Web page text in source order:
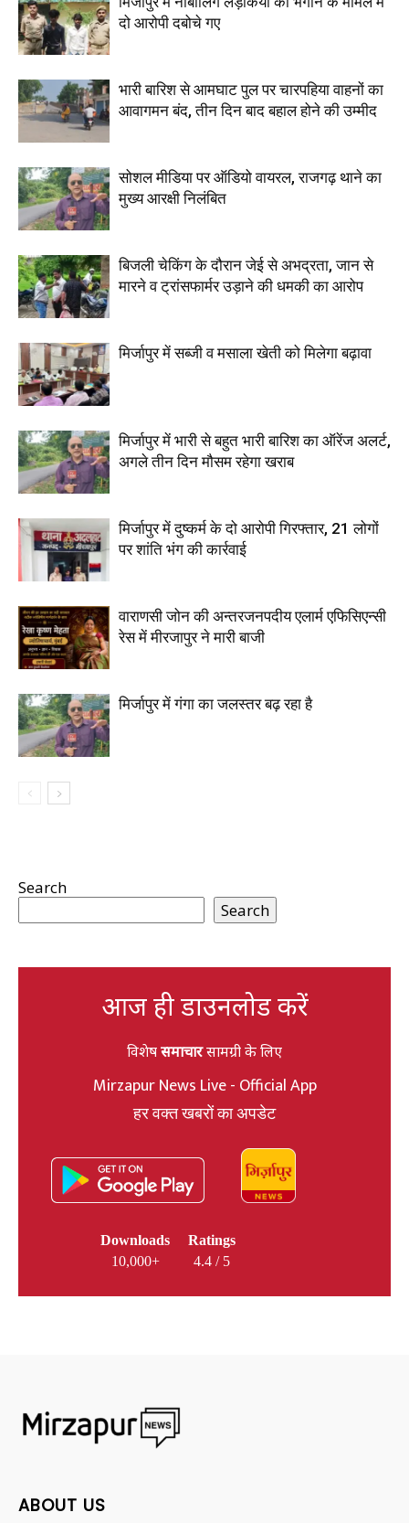
दो आरोपी दबोचे गए
भारी बारिश से आमघाट पुल पर चारपहिया वाहनों का
आवागमन बंद, तीन दिन बाद बहाल होने की उम्मीद
सोशल मीडिया पर ऑडियो वायरल, राजगढ़ थाने का
मुख्य आरक्षी निलंबित
बिजली चेकिंग के दौरान जेई से अभद्रता, जान से
मारने व ट्रांसफार्मर उड़ाने की धमकी का आरोप
मिर्जापुर में सब्जी व मसाला खेती को मिलेगा बढ़ावा
मिर्जापुर में भारी से बहुत भारी बारिश का ऑरेंज अलर्ट,
अगले तीन दिन मौसम रहेगा खराब
मिर्जापुर में दुष्कर्म के दो आरोपी गिरफ्तार, 21 लोगों
पर शांति भंग की कार्रवाई
वाराणसी जोन की अन्तरजनपदीय एलार्म एफिसिएन्सी
रेस में मीरजापुर ने मारी बाजी
मिर्जापुर में गंगा का जलस्तर बढ़ रहा है
Search
Search
आज ही डाउनलोड करें
विशेषसमाचारसामग्री के लिए
Mirzapur News Live - Official App
हर वक्त खबरों का अपडेट
Downloads
10,000+
Ratings
4.4 / 5
ABOUT US